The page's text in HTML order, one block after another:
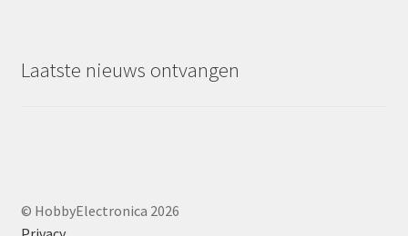
Laatste nieuws ontvangen
© HobbyElectronica 2026